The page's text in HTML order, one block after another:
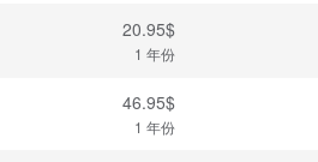
20.95$
1 年份
46.95$
1 年份